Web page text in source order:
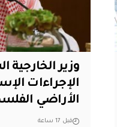
وزير
الإجراءات
الأراضي
قبل 17 ساعة